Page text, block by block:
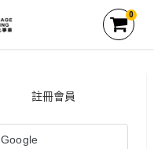
0
註冊會員